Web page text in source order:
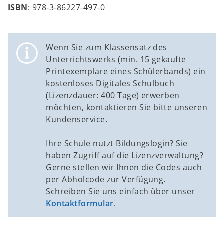
ISBN: 978-3-86227-497-0
Wenn Sie zum Klassensatz des
Unterrichtswerks (min. 15 gekaufte
Printexemplare eines Schülerbands) ein
kostenloses Digitales Schulbuch
(Lizenzdauer: 400 Tage) erwerben
möchten, kontaktieren Sie bitte unseren
Kundenservice.
Ihre Schule nutzt Bildungslogin? Sie
haben Zugriff auf die Lizenzverwaltung?
Gerne stellen wir Ihnen die Codes auch
per Abholcode zur Verfügung.
Schreiben Sie uns einfach über unser
Kontaktformular.